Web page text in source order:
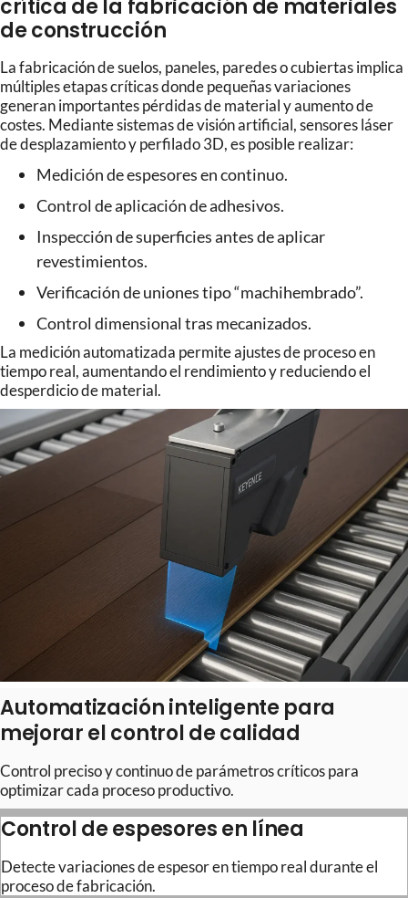
crítica de la fabricación de materiales
de construcción
La fabricación de suelos, paneles, paredes o cubiertas implica
múltiples etapas críticas donde pequeñas variaciones
generan importantes pérdidas de material y aumento de
costes. Mediante sistemas de visión artificial, sensores láser
de desplazamiento y perfilado 3D, es posible realizar:
Medición de espesores en continuo.
Control de aplicación de adhesivos.
Inspección de superficies antes de aplicar
revestimientos.
Verificación de uniones tipo “machihembrado”.
Control dimensional tras mecanizados.
La medición automatizada permite ajustes de proceso en
tiempo real, aumentando el rendimiento y reduciendo el
desperdicio de material.
Automatización inteligente para
mejorar el control de calidad
Control preciso y continuo de parámetros críticos para
optimizar cada proceso productivo.
Control de espesores en línea
Detecte variaciones de espesor en tiempo real durante el
proceso de fabricación.